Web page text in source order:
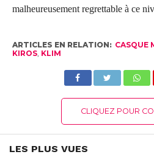
malheureusement regrettable à ce
ARTICLES EN RELATION: CASQUE
KIROS, KLIM
CLIQUEZ POUR
LES PLUS VUES